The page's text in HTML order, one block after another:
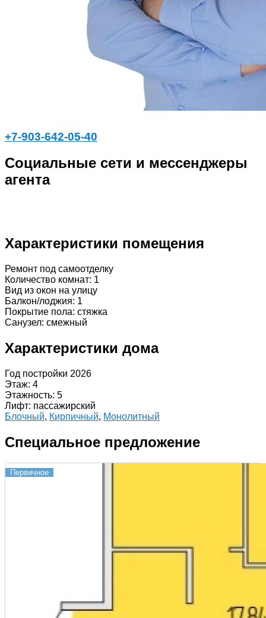
+7-903-642-05-40
Социальные сети и мессенджеры
агента
Характеристики помещения
Ремонт под самоотделку
Количество комнат: 1
Вид из окон на улицу
Балкон/лоджия: 1
Покрытие пола: стяжка
Санузел: смежный
Характеристики дома
Год постройки 2026
Этаж: 4
Этажность: 5
Лифт: пассажирский
Блочный, Кирпичный, Монолитный
Специальное предложение
Первичное